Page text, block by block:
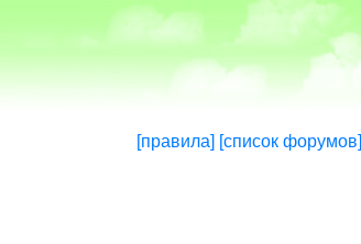
[правила] [список форумов]